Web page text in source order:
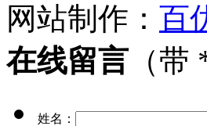
网站制作： 百
在线留言（带
姓名：